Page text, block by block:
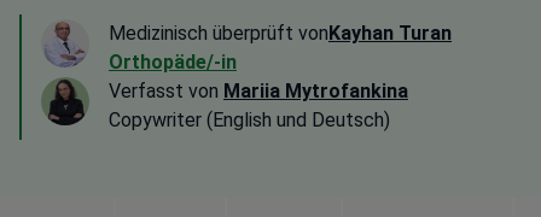
Medizinisch überprüft vonKayhan Turan
Orthopäde/-in
Verfasst von Mariia Mytrofankina
Copywriter (English und Deutsch)